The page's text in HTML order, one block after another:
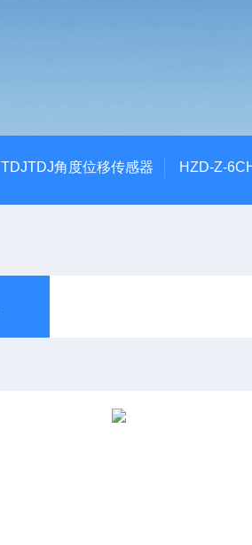
TDJTDJ角度位移传感器 HZD-Z-